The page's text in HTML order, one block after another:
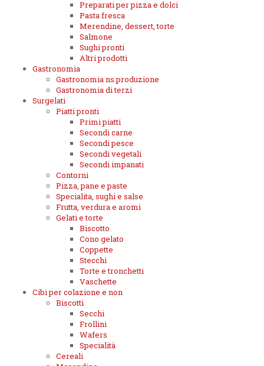
Preparati per pizza e dolci
Pasta fresca
Merendine, dessert, torte
Salmone
Sughi pronti
Altri prodotti
Gastronomia
Gastronomia ns.produzione
Gastronomia di terzi
Surgelati
Piatti pronti
Primi piatti
Secondi carne
Secondi pesce
Secondi vegetali
Secondi impanati
Contorni
Pizza, pane e paste
Specialita, sughi e salse
Frutta, verdura e aromi
Gelati e torte
Biscotto
Cono gelato
Coppette
Stecchi
Torte e tronchetti
Vaschette
Cibi per colazione e non
Biscotti
Secchi
Frollini
Wafers
Specialità
Cereali